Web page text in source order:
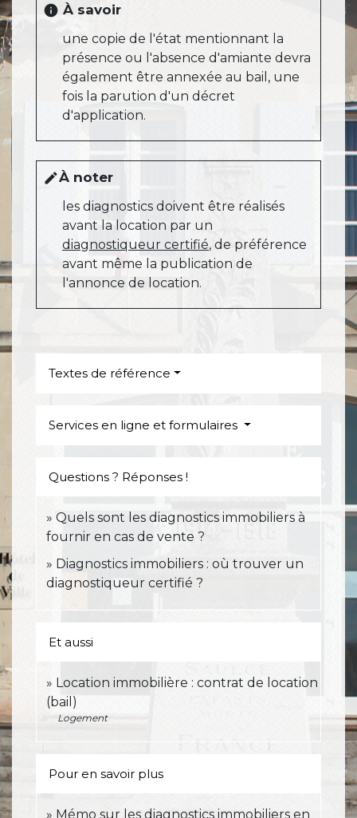
info À savoir
une copie de l'état mentionnant la
présence ou l'absence d'amiante devra
également être annexée au bail, une
fois la parution d'un décret
d'application.
editÀ noter
les diagnostics doivent être réalisés
avant la location par un
diagnostiqueur certifié, de préférence
avant même la publication de
l'annonce de location.
Textes de référence
Services en ligne et formulaires
Questions ? Réponses !
Quels sont les diagnostics immobiliers à
fournir en cas de vente ?
Diagnostics immobiliers : où trouver un
diagnostiqueur certifié ?
Et aussi
Location immobilière : contrat de location
(bail)
Logement
Pour en savoir plus
Mémo sur les diagnostics immobiliers en